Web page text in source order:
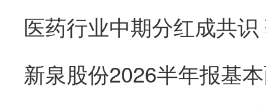
医药行业中期分红成共